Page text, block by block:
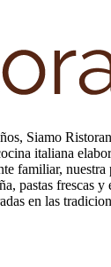
Siamo
italiana
familiar, nuestra
pastas frescas
en las